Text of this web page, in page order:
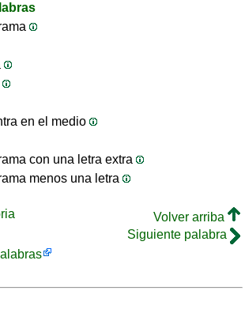
en el medio
con una letra extra
menos una letra
Volver arriba
Siguiente palabra